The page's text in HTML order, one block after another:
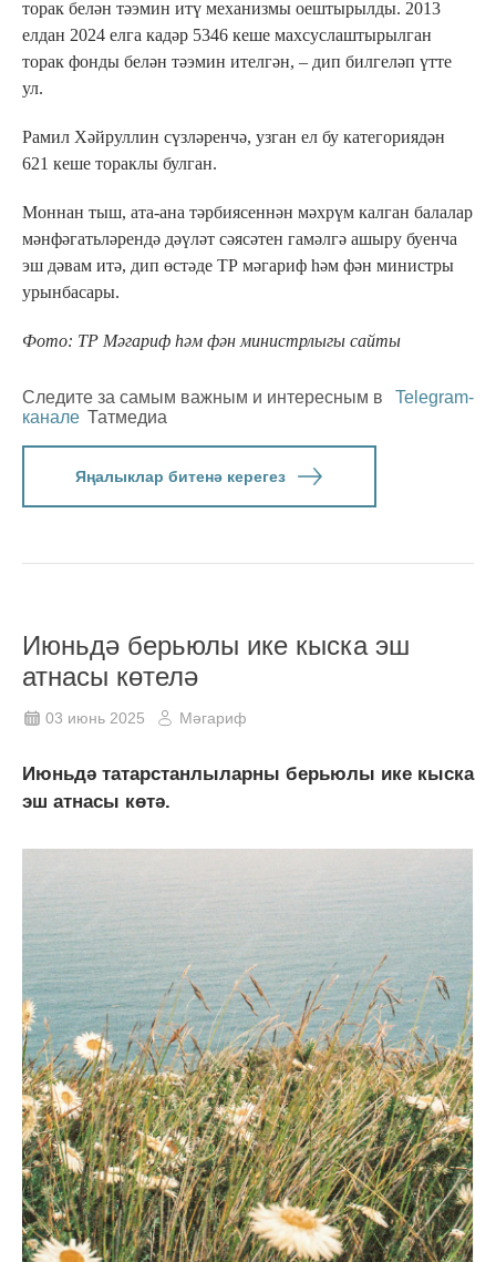
торак белән тәэмин итү механизмы оештырылды. 2013
елдан 2024 елга кадәр 5346 кеше махсуслаштырылган
торак фонды белән тәэмин ителгән, – дип билгеләп үтте
ул.
Рамил Хәйруллин сүзләренчә, узган ел бу категориядән
621 кеше тораклы булган.
Моннан тыш, ата-ана тәрбиясеннән мәхрүм калган балалар
мәнфәгатьләрендә дәүләт сәясәтен гамәлгә ашыру буенча
эш дәвам итә, дип өстәде ТР мәгариф һәм фән министры
урынбасары.
Фото: ТР Мәгариф һәм фән министрлыгы сайты
Следите за самым важным и интересным в
Telegram-
канале Татмедиа
Яңалыклар битенә керегез
Июньдә берьюлы ике кыска эш
атнасы көтелә
03 июнь 2025 Мәгариф
Июньдә татарстанлыларны берьюлы ике кыска
эш атнасы көтә.